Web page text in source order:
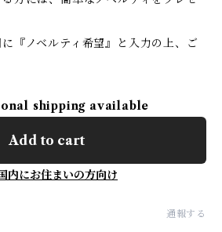
『ノベルティ希望』と入力の上、ご
shipping available
Add to cart
内にお住まいの方向け
通報する